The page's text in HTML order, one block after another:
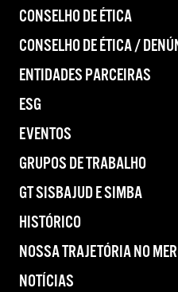
CONSELHO DE ÉTICA
CONSELHO DE ÉTICA /
ENTIDADES PARCEIRAS
ESG
EVENTOS
GRUPOS DE TRABALHO
GT SISBAJUD E SIMBA
HISTÓRICO
NOSSA TRAJETÓRIA NO
NOTÍCIAS